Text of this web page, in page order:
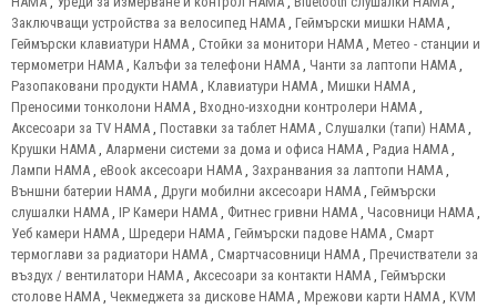
Заключващи устройства за велосипед HAMA , Геймърски мишки HAMA ,
Геймърски клавиатури HAMA , Стойки за монитори HAMA , Метео - станции и
термометри HAMA , Калъфи за телефони HAMA , Чанти за лаптопи HAMA ,
Разопаковани продукти HAMA , Клавиатури HAMA , Мишки HAMA ,
Преносими тонколони HAMA , Входно-изходни контролери HAMA ,
Аксесоари за TV HAMA , Поставки за таблет HAMA , Слушалки (тапи) HAMA ,
Крушки HAMA , Алармени системи за дома и офиса HAMA , Радиа HAMA ,
Лампи HAMA , eBook аксесоари HAMA , Захранвания за лаптопи HAMA ,
Външни батерии HAMA , Други мобилни аксесоари HAMA , Геймърски
слушалки HAMA , IP Камери HAMA , Фитнес гривни HAMA , Часовници HAMA ,
Уеб камери HAMA , Шредери HAMA , Геймърски падове HAMA , Смарт
термоглави за радиатори HAMA , Смартчасовници HAMA , Пречистватели за
въздух / вентилатори HAMA , Аксесоари за контакти HAMA , Геймърски
столове HAMA , Чекмеджета за дискове HAMA , Мрежови карти HAMA , KVM